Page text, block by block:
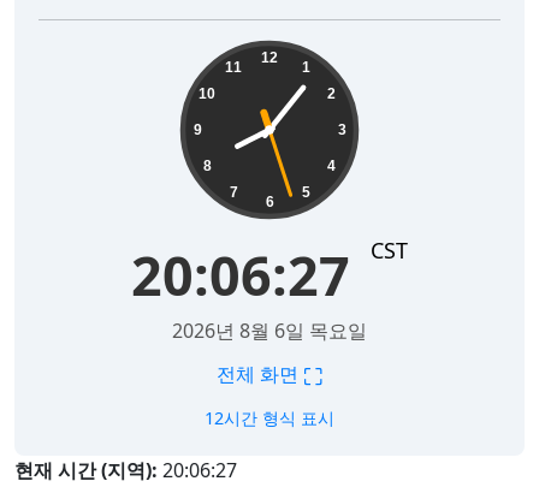
12
1
2
3
4
5
6
7
8
9
10
11
20:06:28 CST
2026년 8월 6일 목요일
전체 화면 ⛶
12시간 형식 표시
현재 시간 (지역): 20:06:28